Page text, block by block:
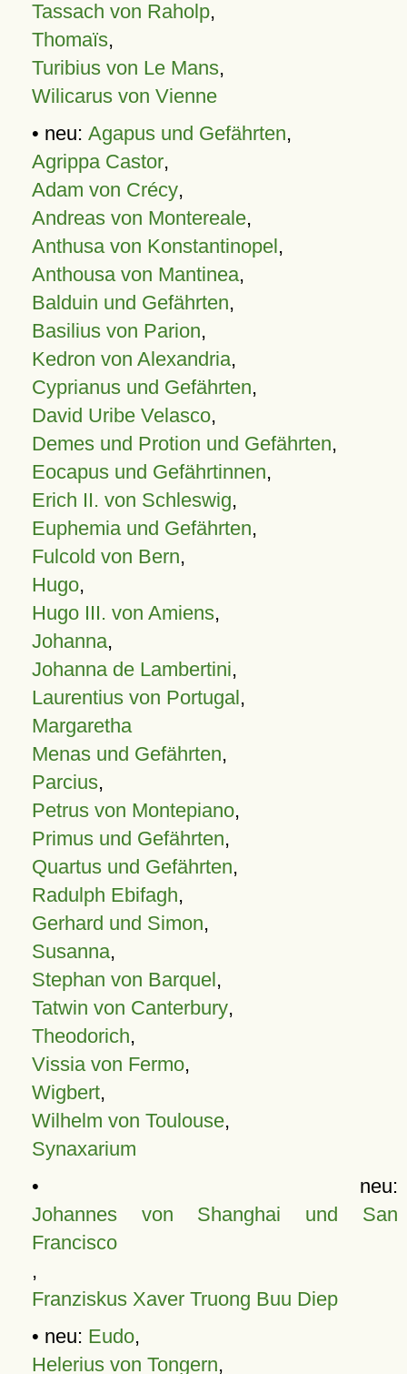
Tassach von Raholp,
Thomaïs,
Turibius von Le Mans,
Wilicarus von Vienne
• neu: Agapus und Gefährten,
Agrippa Castor,
Adam von Crécy,
Andreas von Montereale,
Anthusa von Konstantinopel,
Anthousa von Mantinea,
Balduin und Gefährten,
Basilius von Parion,
Kedron von Alexandria,
Cyprianus und Gefährten,
David Uribe Velasco,
Demes und Protion und Gefährten,
Eocapus und Gefährtinnen,
Erich II. von Schleswig,
Euphemia und Gefährten,
Fulcold von Bern,
Hugo,
Hugo III. von Amiens,
Johanna,
Johanna de Lambertini,
Laurentius von Portugal,
Margaretha
Menas und Gefährten,
Parcius,
Petrus von Montepiano,
Primus und Gefährten,
Quartus und Gefährten,
Radulph Ebifagh,
Gerhard und Simon,
Susanna,
Stephan von Barquel,
Tatwin von Canterbury,
Theodorich,
Vissia von Fermo,
Wigbert,
Wilhelm von Toulouse,
Synaxarium
• neu:
Johannes von Shanghai und San
Francisco
,
Franziskus Xaver Truong Buu Diep
• neu: Eudo,
Helerius von Tongern,